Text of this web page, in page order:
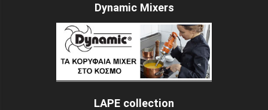
Dynamic Mixers
LAPE collection